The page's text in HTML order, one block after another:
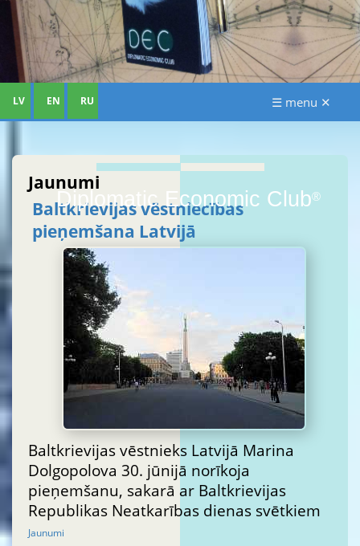
Diplomatic Economic Club®
LV EN RU ☰ menu ✕
Jaunumi
Baltkrievijas vēstniecības
pieņemšana Latvijā
Baltkrievijas vēstnieks Latvijā Marina
Dolgopolova 30. jūnijā norīkoja
pieņemšanu, sakarā ar Baltkrievijas
Republikas Neatkarības dienas svētkiem
Jaunumi